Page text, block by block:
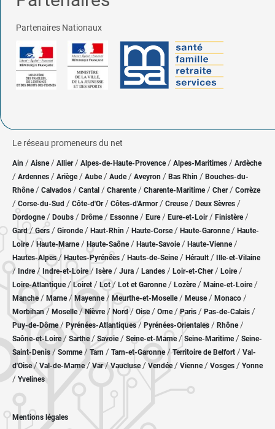
Partenaires Nationaux
Le réseau promeneurs du net
Ain / Aisne/ Allier/ Alpes-de-Haute-Provence / Alpes-Maritimes / Ardèche
/ Ardennes / Ariège/ Aube/ Aude / Aveyron / Bas Rhin / Bouches-du-
Rhône/ Calvados / Cantal / Charente / Charente-Maritime/ Cher / Corrèze
/ Corse-du-Sud / Côte-d'Or / Côtes-d'Armor/ Creuse/ Deux Sèvres /
Dordogne/ Doubs / Drôme/ Essonne / Eure/ Eure-et-Loir / Finistère/
Gard/ Gers / Gironde/ Haut-Rhin / Haute-Corse/ Haute-Garonne/ Haute-
Loire/Haute-Marne/ Haute-Saône/ Haute-Savoie/ Haute-Vienne/
Hautes-Alpes/ Hautes-Pyrénées / Hauts-de-Seine/ Hérault / Ille-et-Vilaine
/ Indre/ Indre-et-Loire/ Isère/ Jura / Landes / Loir-et-Cher/ Loire/
Loire-Atlantique/ Loiret / Lot/ Lot et Garonne/ Lozère / Maine-et-Loire/
Manche/ Marne/ Mayenne/ Meurthe-et-Moselle/ Meuse/ Monaco /
Morbihan/ Moselle/ Nièvre / Nord/ Oise / Orne/Paris / Pas-de-Calais /
Puy-de-Dôme/ Pyrénées-Atlantiques / Pyrénées-Orientales / Rhône/
Saône-et-Loire/ Sarthe/ Savoie/ Seine-et-Marne/ Seine-Maritime/ Seine-
Saint-Denis /Somme/ Tarn / Tarn-et-Garonne/Territoire de Belfort / Val-
d'Oise/ Val-de-Marne/Var/Vaucluse/ Vendée/ Vienne/ Vosges / Yonne
/ Yvelines
Mentions légales